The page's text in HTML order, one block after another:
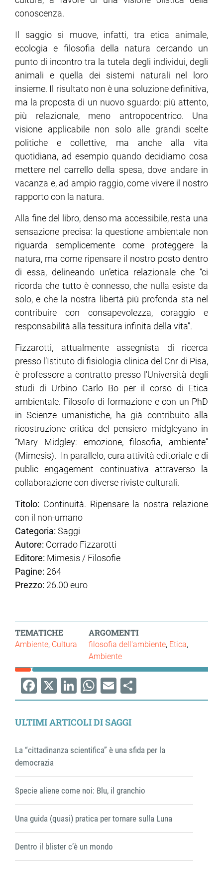
conoscenza.
Il saggio si muove, infatti, tra etica animale,
ecologia e filosofia della natura cercando un
punto di incontro tra la tutela degli individui, degli
animali e quella dei sistemi naturali nel loro
insieme. Il risultato non è una soluzione definitiva,
ma la proposta di un nuovo sguardo: più attento,
più relazionale, meno antropocentrico. Una
visione applicabile non solo alle grandi scelte
politiche e collettive, ma anche alla vita
quotidiana, ad esempio quando decidiamo cosa
mettere nel carrello della spesa, dove andare in
vacanza e, ad ampio raggio, come vivere il nostro
rapporto con la natura.
Alla fine del libro, denso ma accessibile, resta una
sensazione precisa: la questione ambientale non
riguarda semplicemente come proteggere la
natura, ma come ripensare il nostro posto dentro
di essa, delineando un’etica relazionale che “ci
ricorda che tutto è connesso, che nulla esiste da
solo, e che la nostra libertà più profonda sta nel
contribuire con consapevolezza, coraggio e
responsabilità alla tessitura infinita della vita”.
Fizzarotti, attualmente assegnista di ricerca
presso l’Istituto di fisiologia clinica del Cnr di Pisa,
è professore a contratto presso l'Università degli
studi di Urbino Carlo Bo per il corso di Etica
ambientale. Filosofo di formazione e con un PhD
in Scienze umanistiche, ha già contribuito alla
ricostruzione critica del pensiero midgleyano in
“Mary Midgley: emozione, filosofia, ambiente”
(Mimesis). In parallelo, cura attività editoriale e di
public engagement continuativa attraverso la
collaborazione con diverse riviste culturali.
Titolo: Continuità. Ripensare la nostra relazione
con il non-umano
Categoria: Saggi
Autore: Corrado Fizzarotti
Editore: Mimesis / Filosofie
Pagine: 264
Prezzo: 26.00 euro
TEMATICHE
Ambiente Cultura
ARGOMENTI
filosofia dell'ambiente Etica
Ambiente
Facebook
X LinkedIn
WhatsApp
EmailShare
ULTIMI ARTICOLI DI SAGGI
La “cittadinanza scientifica” è una sfida per la
democrazia
Specie aliene come noi: Blu, il granchio
Una guida (quasi) pratica per tornare sulla Luna
Dentro il blister c’è un mondo